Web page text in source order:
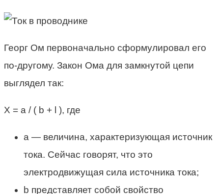
Георг Ом первоначально сформулировал его
по-другому. Закон Ома для замкнутой цепи
выглядел так:
X = a / ( b + l ), где
a — величина, характеризующая источник
тока. Сейчас говорят, что это
электродвижущая сила источника тока;
b представляет собой свойство